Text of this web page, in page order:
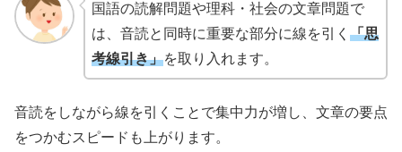
国語の読解問題や理科・社会の文章問題で
は、音読と同時に重要な部分に線を引く 「思
考線引き」を取り入れます。
音読をしながら線を引くことで集中力が増し、文章の要点
をつかむスピードも上がります。